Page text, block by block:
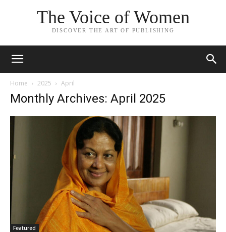
The Voice of Women
DISCOVER THE ART OF PUBLISHING
Home 2025 April
Monthly Archives: April 2025
Featured